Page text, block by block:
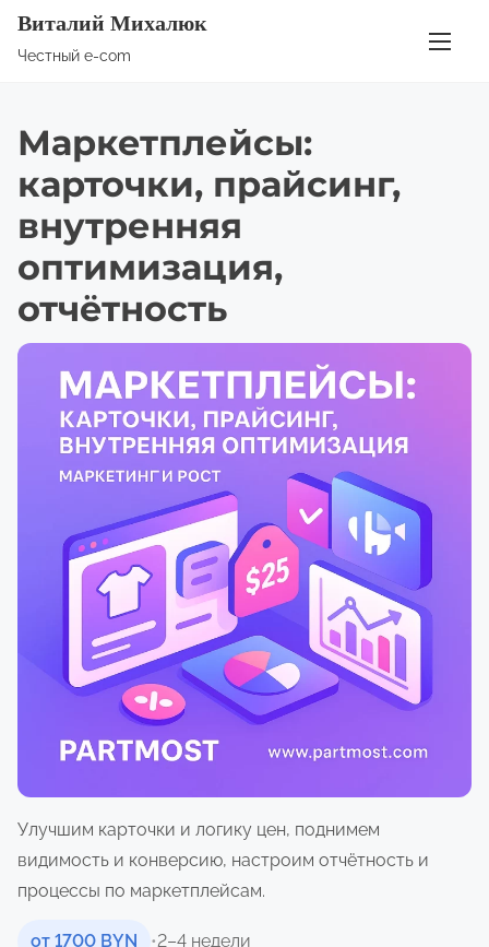
Виталий Михалюк
Честный e-com
Маркетплейсы:
карточки, прайсинг,
внутренняя
оптимизация,
отчётность
Улучшим карточки и логику цен, поднимем
видимость и конверсию, настроим отчётность и
процессы по маркетплейсам.
от 1700 BYN •2–4 недели